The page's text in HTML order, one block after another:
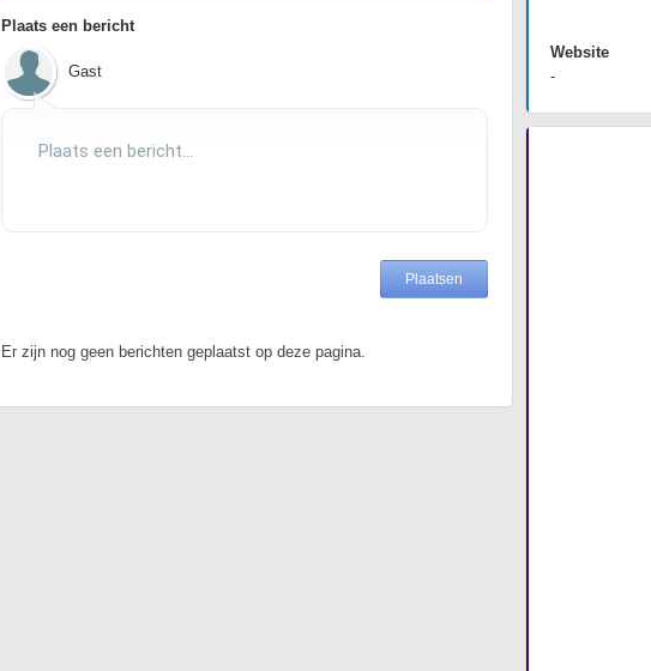
Plaats een bericht
Gast
Er zijn nog geen berichten geplaatst op deze pagina.
Website
-